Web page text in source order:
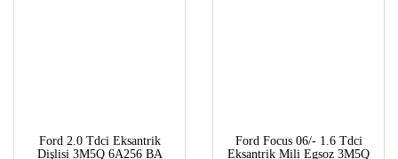
Ford 2.0 Tdci Eksantrik
Dişlisi 3M5Q 6A256 BA
Ford Focus 06/- 1.6 Tdci
Eksantrik Mili Egsoz 3M5Q